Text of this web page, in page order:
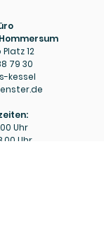
12
79 30
kessel
Uhr
Uhr